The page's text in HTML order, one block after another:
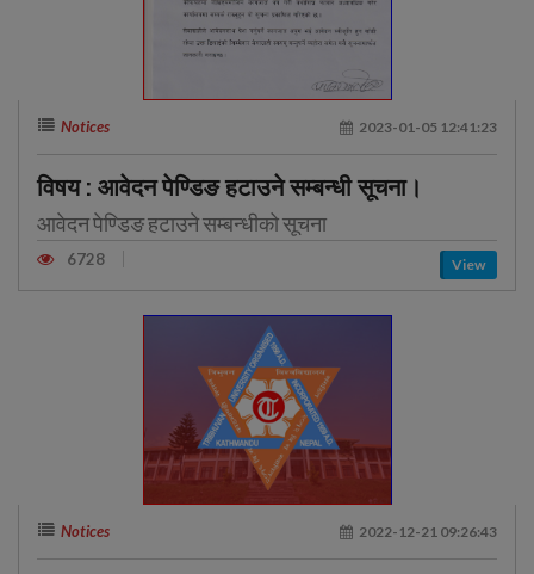
Notices 2023-01-05 12:41:23
विषय : आवेदन पेण्डिङ हटाउने सम्बन्धी सूचना।
आवेदन पेण्डिङ हटाउने सम्बन्धीको सूचना
6728 View
Notices 2022-12-21 09:26:43